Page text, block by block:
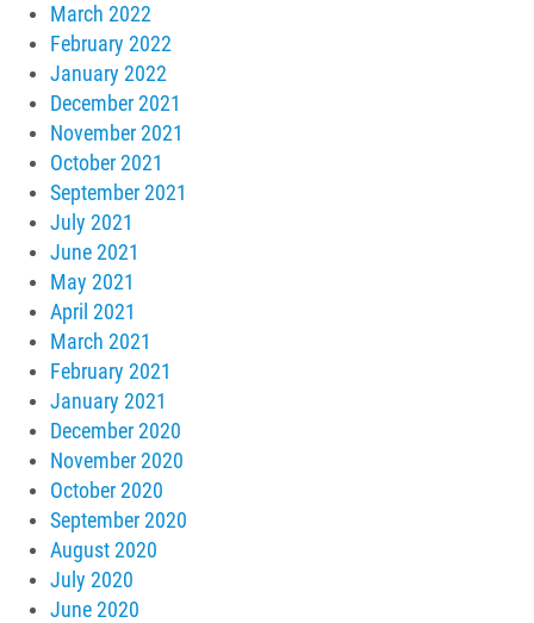
March 2022
February 2022
January 2022
December 2021
November 2021
October 2021
September 2021
July 2021
June 2021
May 2021
April 2021
March 2021
February 2021
January 2021
December 2020
November 2020
October 2020
September 2020
August 2020
July 2020
June 2020